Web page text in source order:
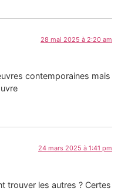
28 mai 2025 à 2:20 am
contemporaines mais
24 mars 2025 à 1:41 pm
trouver les autres ? Certes